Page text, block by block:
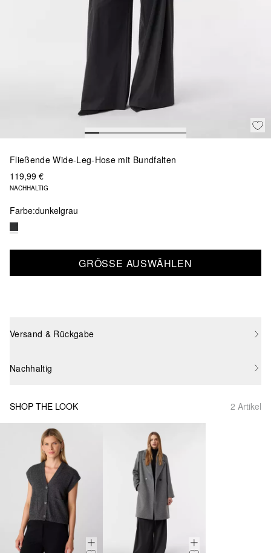
Fließende Wide-Leg-Hose mit Bundfalten
119,99 €
NACHHALTIG
Farbe:dunkelgrau
GRÖSSE AUSWÄHLEN
Versand & Rückgabe
Nachhaltig
SHOP THE LOOK 2 Artikel